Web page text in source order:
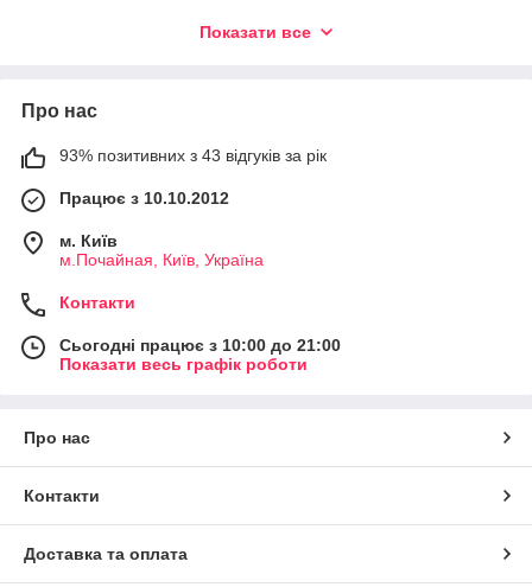
найефективніші прилади для підтримки комфорту,
Показати все
Про нас
93% позитивних з 43 відгуків за рік
Працює з 10.10.2012
м. Київ
м.Почайная, Київ, Україна
Контакти
Сьогодні працює з 10:00 до 21:00
Показати весь графік роботи
Про нас
Контакти
Доставка та оплата